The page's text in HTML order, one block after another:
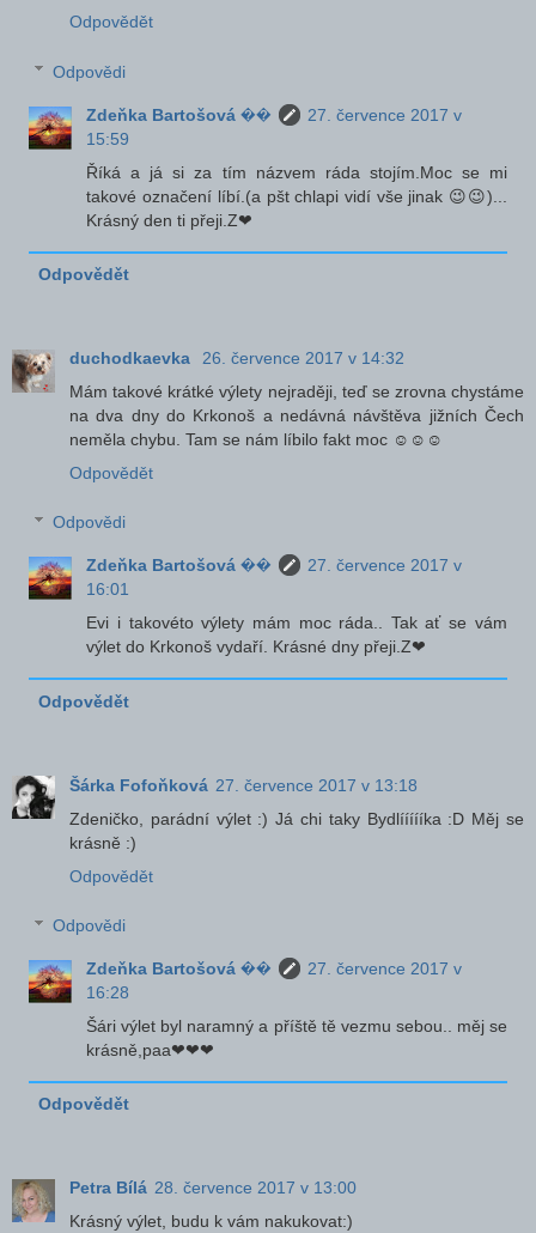
Odpovědět
Odpovědi
Zdeňka Bartošová ��
27. července 2017 v
15:59
Říká a já si za tím názvem ráda stojím.Moc se mi
takové označení líbí.(a pšt chlapi vidí vše jinak 😉😉)...
Krásný den ti přeji.Z❤
Odpovědět
duchodkaevka
26. července 2017 v 14:32
Mám takové krátké výlety nejraději, teď se zrovna chystáme
na dva dny do Krkonoš a nedávná návštěva jižních Čech
neměla chybu. Tam se nám líbilo fakt moc ☺☺☺
Odpovědět
Odpovědi
Zdeňka Bartošová ��
27. července 2017 v
16:01
Evi i takovéto výlety mám moc ráda.. Tak ať se vám
výlet do Krkonoš vydaří. Krásné dny přeji.Z❤
Odpovědět
Šárka Fofoňková 27. července 2017 v 13:18
Zdeničko, parádní výlet :) Já chi taky Bydlíííííka :D Měj se
krásně :)
Odpovědět
Odpovědi
Zdeňka Bartošová ��
27. července 2017 v
16:28
Šári výlet byl naramný a příště tě vezmu sebou.. měj se
krásně,paa❤❤❤
Odpovědět
Petra Bílá 28. července 2017 v 13:00
Krásný výlet, budu k vám nakukovat:)